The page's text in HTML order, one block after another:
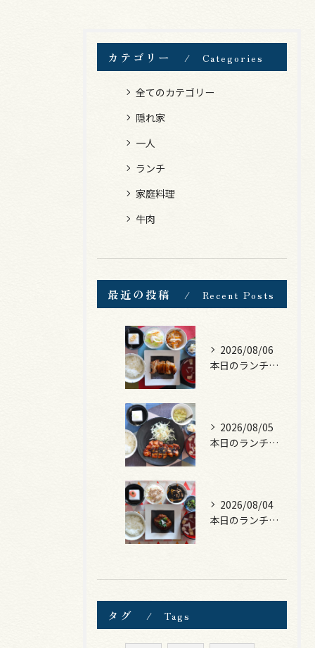
カテゴリー Categories
全てのカテゴリー
隠れ家
一人
ランチ
家庭料理
牛肉
最近の投稿 Recent Posts
2026/08/06
本日のランチは、照焼きチキン！
2026/08/05
本日のランチは、ロース豚カツ梅はさみ！
2026/08/04
本日のランチは、煮込みハンバーグ！
タグ Tags